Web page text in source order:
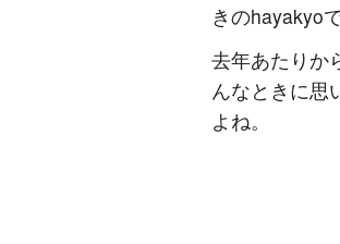
きのhayakyoで
去年あたりか
んなときに思
よね。